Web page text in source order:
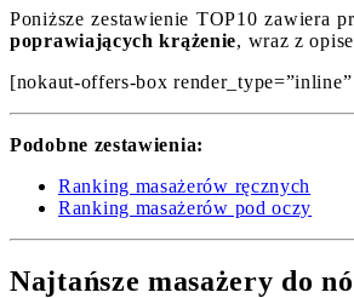
Poniższe zestawienie TOP10 zawiera
poprawiających krążenie, wraz z
[nokaut-offers-box render_type=”inline”
Podobne zestawienia:
Ranking masażerów ręcznych
Ranking masażerów pod oczy
Najtańsze masażery do